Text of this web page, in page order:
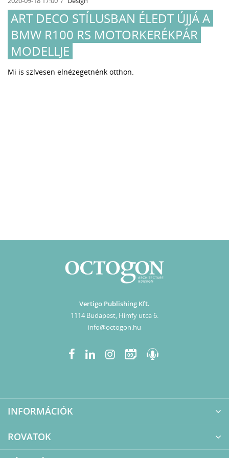
ART DECO STÍLUSBAN ÉLEDT ÚJJÁ A
BMW R100 RS MOTORKERÉKPÁR
MODELLJE
Mi is szívesen elnézegetnénk otthon.
Vertigo Publishing Kft.
1114 Budapest, Himfy utca 6.
info@octogon.hu
09
INFORMÁCIÓK
ROVATOK